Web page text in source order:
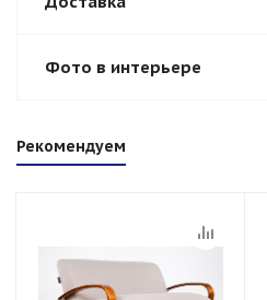
Фото в интерьере
Рекомендуем